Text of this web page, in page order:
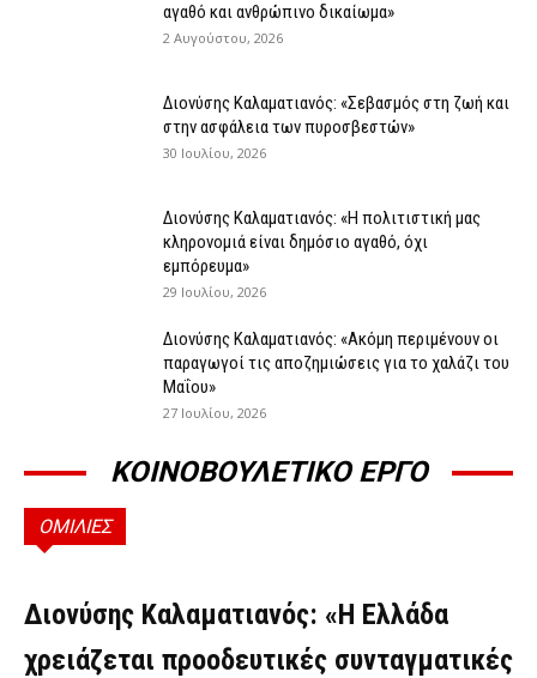
αγαθό και ανθρώπινο δικαίωμα»
2 Αυγούστου, 2026
Διονύσης Καλαματιανός: «Σεβασμός στη ζωή και
στην ασφάλεια των πυροσβεστών»
30 Ιουλίου, 2026
Διονύσης Καλαματιανός: «Η πολιτιστική μας
κληρονομιά είναι δημόσιο αγαθό, όχι
εμπόρευμα»
29 Ιουλίου, 2026
Διονύσης Καλαματιανός: «Ακόμη περιμένουν οι
παραγωγοί τις αποζημιώσεις για το χαλάζι του
Μαΐου»
27 Ιουλίου, 2026
ΚΟΙΝΟΒΟΥΛΕΤΙΚΟ ΕΡΓΟ
ΟΜΙΛΙΕΣ
ΟΜΙΛΊΕΣ
Διονύσης Καλαματιανός: «Η Ελλάδα
χρειάζεται προοδευτικές συνταγματικές